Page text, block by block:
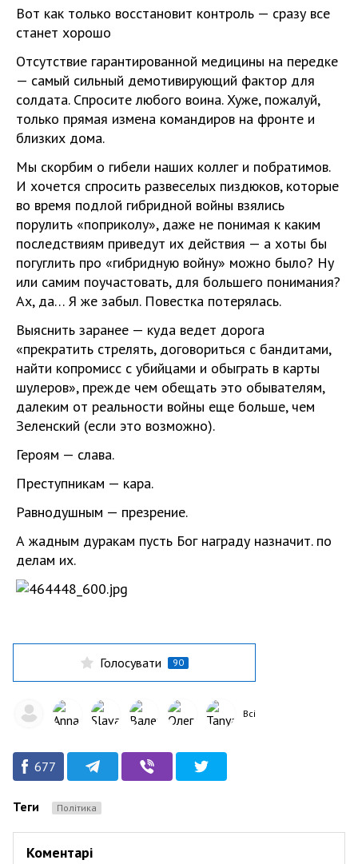
Вот как только восстановит контроль — сразу все
станет хорошо
Отсутствие гарантированной медицины на передке
— самый сильный демотивирующий фактор для
солдата. Спросите любого воина. Хуже, пожалуй,
только прямая измена командиров на фронте и
близких дома.
Мы скорбим о гибели наших коллег и побратимов.
И хочется спросить развеселых пиздюков, которые
во время подлой гибридной войны взялись
порулить «поприколу», даже не понимая к каким
последствиям приведут их действия — а хоты бы
погуглить про «гибридную войну» можно было? Ну
или самим поучастовать, для большего понимания?
Ах, да… Я же забыл. Повестка потерялась.
Выяснить заранее — куда ведет дорога
«прекратить стрелять, договориться с бандитами,
найти копромисс с убийцами и обыграть в карты
шулеров», прежде чем обещать это обывателям,
далеким от реальности войны еще больше, чем
Зеленский (если это возможно).
Героям — слава.
Преступникам — кара.
Равнодушным — презрение.
А жадным дуракам пусть Бог награду назначит. по
делам их.
Голосувати 90
Всі
677
Теги Політика
Коментарі